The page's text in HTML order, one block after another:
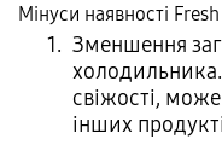
Мінуси наявності
Зменшення
свіжості,
інших